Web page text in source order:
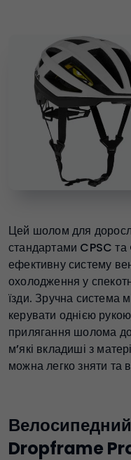
Цей шолом для
стандартами CPSC
ефективну систему
охолодження у
їзди. Зручна система
керувати однією
прилягання шолома
м’які вкладиші з
можна легко зняти та
Dropframe